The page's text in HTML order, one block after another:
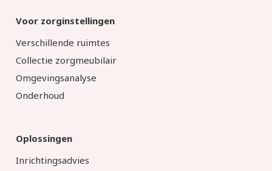
Voor zorginstellingen
Verschillende ruimtes
Collectie zorgmeubilair
Omgevingsanalyse
Onderhoud
Oplossingen
Inrichtingsadvies